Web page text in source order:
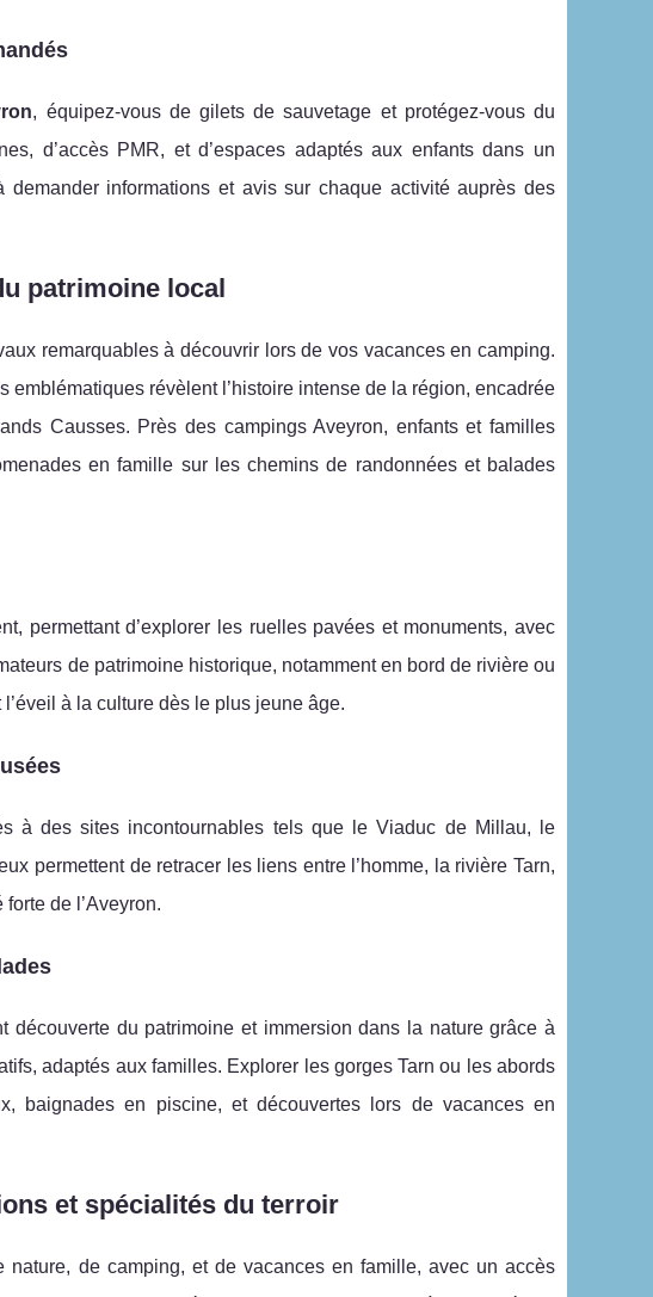
, équipez-vous de gilets de sauvetage et protégez-vous du
d’accès PMR, et d’espaces adaptés aux enfants dans un
informations et avis sur chaque activité auprès des
patrimoine local
remarquables à découvrir lors de vos vacances en camping.
révèlent l’histoire intense de la région, encadrée
Causses. Près des campings Aveyron, enfants et familles
en famille sur les chemins de randonnées et balades
permettant d’explorer les ruelles pavées et monuments, avec
de patrimoine historique, notamment en bord de rivière ou
à la culture dès le plus jeune âge.
à des sites incontournables tels que le Viaduc de Millau, le
permettent de retracer les liens entre l’homme, la rivière Tarn,
de l’Aveyron.
découverte du patrimoine et immersion dans la nature grâce à
adaptés aux familles. Explorer les gorges Tarn ou les abords
baignades en piscine, et découvertes lors de vacances en
et spécialités du terroir
de camping, et de vacances en famille, avec un accès